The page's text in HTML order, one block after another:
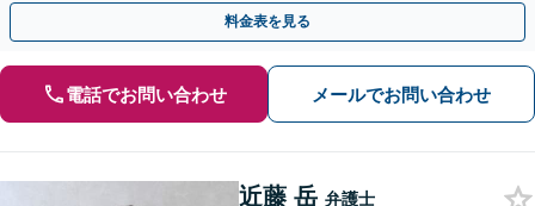
り添った対応を心掛けます【休日相談可】【札幌駅5分】
料金表を見る
電話でお問い合わせ メールでお問い合わせ
近藤 岳 弁護士